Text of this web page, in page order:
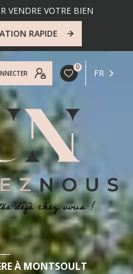
VENDRE VOTRE BIEN
RAPIDE
0
FR
À MONTSOULT